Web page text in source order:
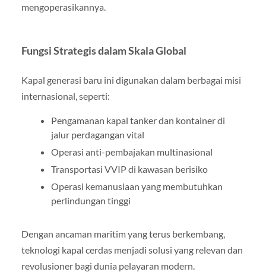
mengoperasikannya.
Fungsi Strategis dalam Skala Global
Kapal generasi baru ini digunakan dalam berbagai misi
internasional, seperti:
Pengamanan kapal tanker dan kontainer di
jalur perdagangan vital
Operasi anti-pembajakan multinasional
Transportasi VVIP di kawasan berisiko
Operasi kemanusiaan yang membutuhkan
perlindungan tinggi
Dengan ancaman maritim yang terus berkembang,
teknologi kapal cerdas menjadi solusi yang relevan dan
revolusioner bagi dunia pelayaran modern.